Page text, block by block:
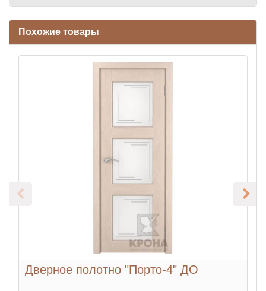
Похожие товары
Дверное полотно "Порто-4" ДО